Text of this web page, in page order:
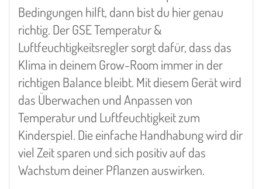
Bedingungen hilft, dann bist du hier genau
richtig. Der GSE Temperatur &
Luftfeuchtigkeitsregler sorgt dafür, dass das
Klima in deinem Grow-Room immer in der
richtigen Balance bleibt. Mit diesem Gerät wird
das Überwachen und Anpassen von
Temperatur und Luftfeuchtigkeit zum
Kinderspiel. Die einfache Handhabung wird dir
viel Zeit sparen und sich positiv auf das
Wachstum deiner Pflanzen auswirken.